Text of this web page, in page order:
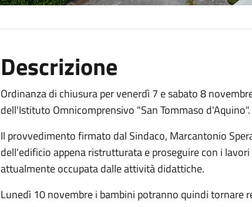
Descrizione
Ordinanza di chiusura per venerdì 7 e sabato 8
dell'Istituto Omnicomprensivo "San Tommaso d'Aquino".
Il provvedimento firmato dal Sindaco, Marcantonio
dell'edificio appena ristrutturata e proseguire con i
attualmente occupata dalle attività didattiche.
Lunedì 10 novembre i bambini potranno quindi tornare